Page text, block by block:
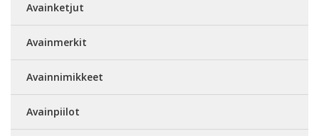
Avainketjut
Avainmerkit
Avainnimikkeet
Avainpiilot